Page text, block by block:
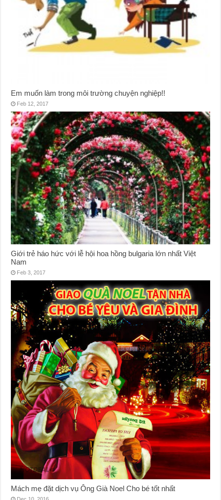
Em muốn làm trong môi trường chuyện nghiệp!!
Feb 12, 2017
Giới trẻ háo hức với lễ hội hoa hồng bulgaria lớn nhất Việt
Nam
Feb 3, 2017
Mách mẹ đặt dịch vụ Ông Già Noel Cho bé tốt nhất